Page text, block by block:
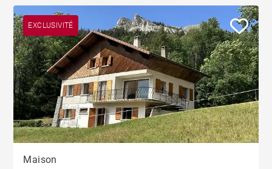
EXCLUSIVITÉ
Maison